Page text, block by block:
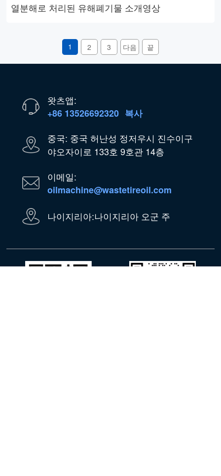
열분해로 처리된 유해폐기물 소개영상
1 2 3 다음 끝
왓츠앱:
+86 13526692320 복사
중국: 중국 허난성 정저우시 진수이구
야오자이로 133호 9호관 14층
이메일:
oilmachine@wastetireoil.com
나이지리아:나이지리아 오군 주